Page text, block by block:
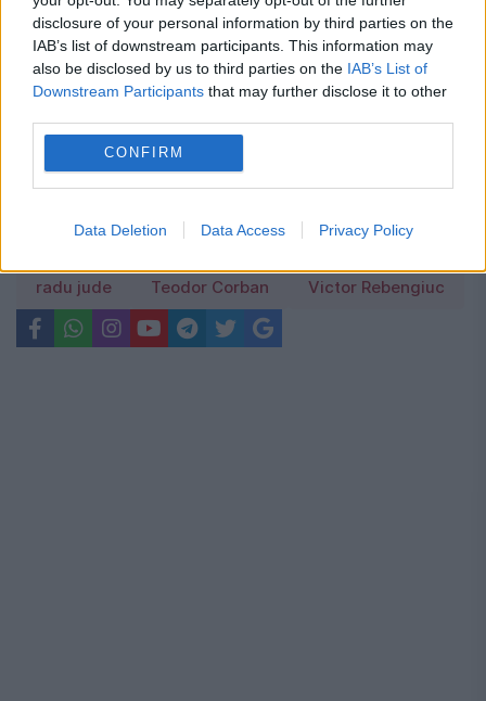
disclosure of your personal information by third parties on the
IAB’s list of downstream participants. This information may
also be disclosed by us to third parties on the IAB’s List of
Downstream Participants that may further disclose it to other
CONFIRM
Data Deletion Data Access Privacy Policy
casnici
Alexandru Bindea
luminita gheorghiu nicolae filimon orbi
radu jude Teodor Corban Victor Rebengiuc